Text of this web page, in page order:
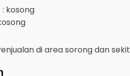
kosong
di areasorongdan